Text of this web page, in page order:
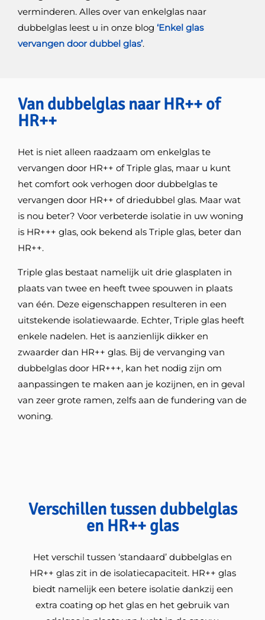
verminderen. Alles over van enkelglas naar
dubbelglas leest u in onze blog ‘Enkel glas
vervangen door dubbel glas’.
Van dubbelglas naar HR++ of
HR++
Het is niet alleen raadzaam om enkelglas te
vervangen door HR++ of Triple glas, maar u kunt
het comfort ook verhogen door dubbelglas te
vervangen door HR++ of driedubbel glas. Maar wat
is nou beter? Voor verbeterde isolatie in uw woning
is HR+++ glas, ook bekend als Triple glas, beter dan
HR++.
Triple glas bestaat namelijk uit drie glasplaten in
plaats van twee en heeft twee spouwen in plaats
van één. Deze eigenschappen resulteren in een
uitstekende isolatiewaarde. Echter, Triple glas heeft
enkele nadelen. Het is aanzienlijk dikker en
zwaarder dan HR++ glas. Bij de vervanging van
dubbelglas door HR+++, kan het nodig zijn om
aanpassingen te maken aan je kozijnen, en in geval
van zeer grote ramen, zelfs aan de fundering van de
woning.
Verschillen tussen dubbelglas
en HR++ glas
Het verschil tussen ‘standaard’ dubbelglas en
HR++ glas zit in de isolatiecapaciteit. HR++ glas
biedt namelijk een betere isolatie dankzij een
extra coating op het glas en het gebruik van